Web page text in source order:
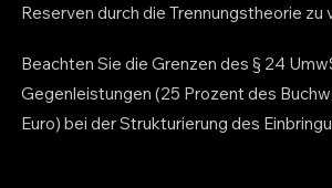
Reserven durch die Trennungstheorie zu
Beachten Sie die Grenzen des § 24
Gegenleistungen (25 Prozent des
Euro) bei der Strukturierung des